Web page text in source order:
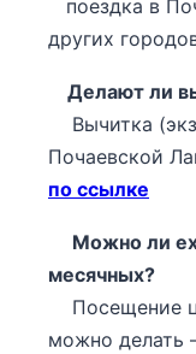
поездка в
других
Делают ли
Вычитка
Почаевской
по ссылке
Можно ли
месячных?
Посещение
можно делать